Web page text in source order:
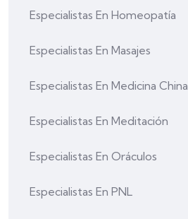
Especialistas En Homeopatía
Especialistas En Masajes
Especialistas En Medicina China
Especialistas En Meditación
Especialistas En Oráculos
Especialistas En PNL